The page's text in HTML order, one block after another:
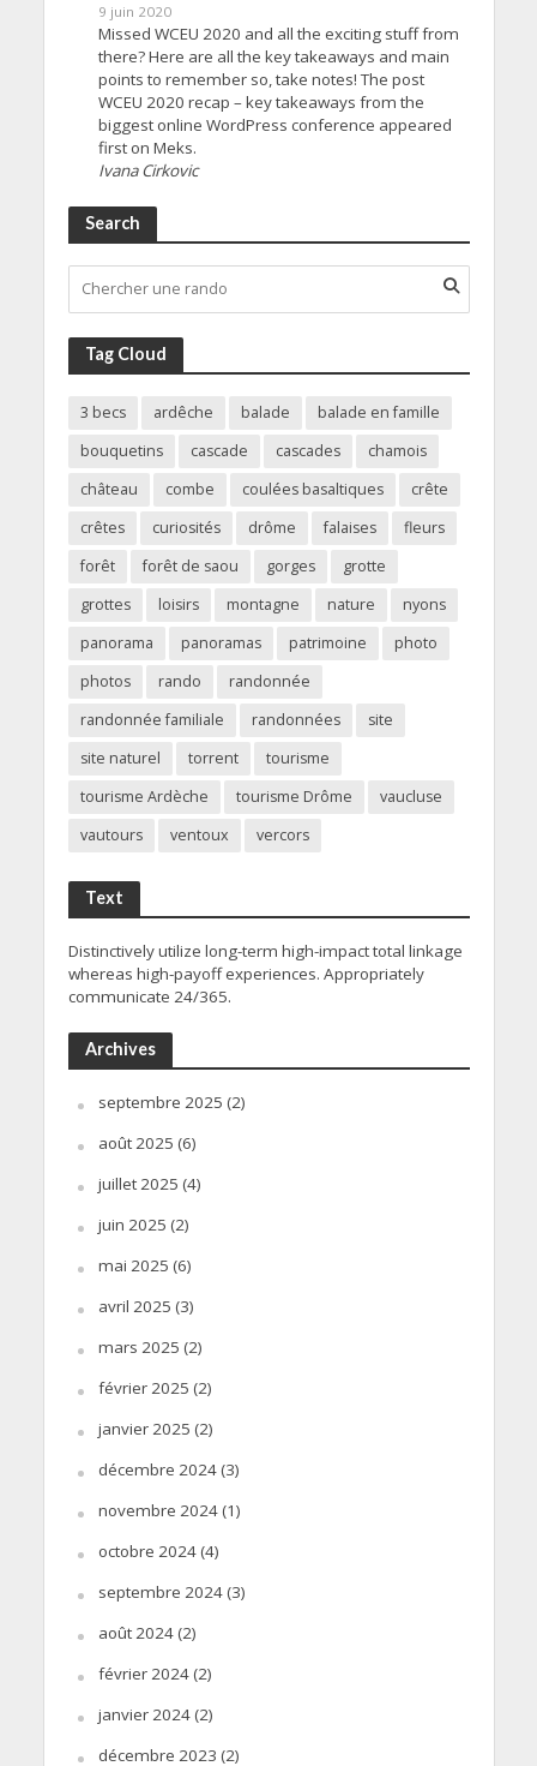
9 juin 2020
Missed WCEU 2020 and all the exciting stuff from
there? Here are all the key takeaways and main
points to remember so, take notes! The post
WCEU 2020 recap – key takeaways from the
biggest online WordPress conference appeared
first on Meks.
Ivana Cirkovic
Search
Tag Cloud
3 becs ardêche balade
balade en famille
bouquetins
cascade cascades
chamois
château
combe coulées basaltiques
crête
crêtes
curiosités drôme falaises
fleurs
forêt
forêt de saou gorges
grotte
grottes
loisirs montagne nature
nyons
panorama
panoramas patrimoine
photo
photos
rando
randonnée
randonnée familiale
randonnées
site
site naturel
torrent
tourisme
tourisme Ardèche
tourisme Drôme
vaucluse
vautours
ventoux vercors
Text
Distinctively utilize long-term high-impact total linkage
whereas high-payoff experiences. Appropriately
communicate 24/365.
Archives
septembre 2025 (2)
août 2025 (6)
juillet 2025 (4)
juin 2025 (2)
mai 2025 (6)
avril 2025 (3)
mars 2025 (2)
février 2025 (2)
janvier 2025 (2)
décembre 2024(3)
novembre 2024(1)
octobre 2024(4)
septembre 2024(3)
août 2024(2)
février 2024(2)
janvier 2024(2)
décembre 2023 (2)